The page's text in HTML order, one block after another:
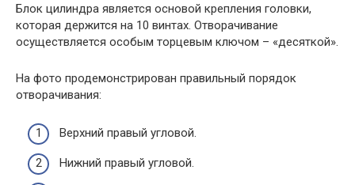
Блок цилиндра является основой крепления головки,
которая держится на 10 винтах. Отворачивание
осуществляется особым торцевым ключом – «десяткой».
На фото продемонстрирован правильный порядок
отворачивания:
Верхний правый угловой.
Нижний правый угловой.